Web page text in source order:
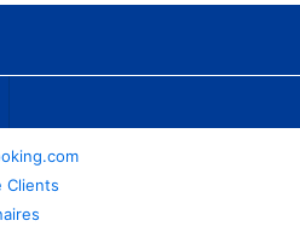
Clients